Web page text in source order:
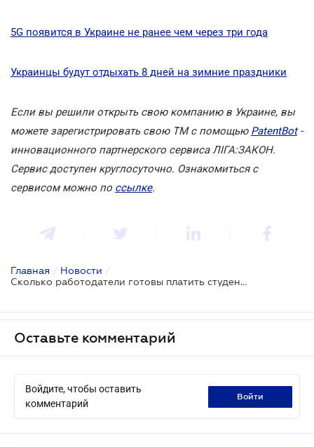
5G появится в Украине не ранее чем через три года
Украинцы будут отдыхать 8 дней на зимние праздники
Если вы решили открыть свою компанию в Украине, вы
можете зарегистрировать свою ТМ с помощью PatentBot-
инновационного партнерского сервиса ЛІГА:ЗАКОН.
Сервис доступен круглосуточно. Ознакомиться с
сервисом можно по ссылке.
Главная / Новости /
Сколько работодатели готовы платить студентам?
Оставьте комментарий
Войдите, чтобы оставить
комментарий
войти